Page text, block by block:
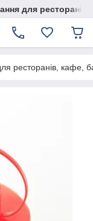
для ресторанів,
ресторанів, кафе,